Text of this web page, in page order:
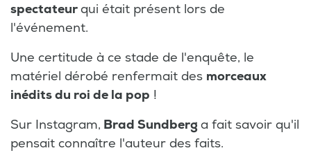
spectateurqui était présent lors de
l'événement.
Une certitude à ce stade de l'enquête, le
matériel dérobé renfermait des morceaux
inédits du roi de la pop !
Sur Instagram, Brad Sundberg a fait savoir qu'il
pensait connaître l'auteur des faits.